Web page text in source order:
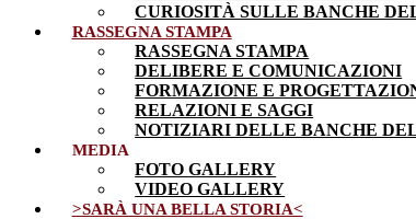
CURIOSITÀ SULLE BANCHE
RASSEGNA STAMPA
RASSEGNA STAMPA
DELIBERE E COMUNICAZIONI
FORMAZIONE E
RELAZIONI E SAGGI
NOTIZIARI DELLE BANCHE
MEDIA
FOTO GALLERY
VIDEO GALLERY
>SARÀ UNA BELLA STORIA<